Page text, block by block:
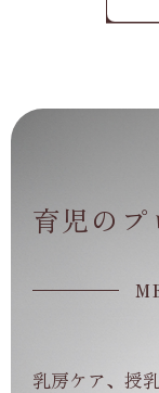
育児のプ
乳房ケア、授